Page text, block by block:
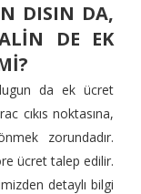
DISIN DA,
DE EK
da ek ücret
cıkıs noktasına,
zorundadır.
ücret talep edilir.
detaylı bilgi